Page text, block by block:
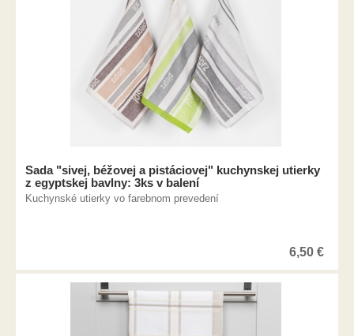
Sada "sivej, béžovej a pistáciovej" kuchynskej utierky
z egyptskej bavlny: 3ks v balení
Kuchynské utierky vo farebnom prevedení
6,50 €